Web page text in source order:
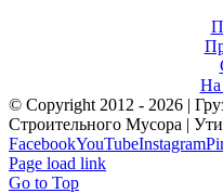
На
© Copyright 2012 - 2026 |
Строительного Мусора |
FacebookYouTubeInstagram
Page load link
Go to Top